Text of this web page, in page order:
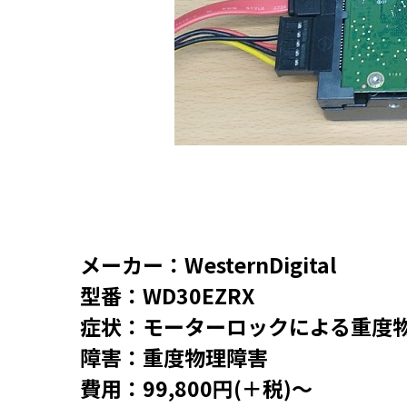
メーカー：WesternDigital
型番：WD30EZRX
症状：モーターロックによる重度
障害：重度物理障害
費用：99,800円(＋税)～